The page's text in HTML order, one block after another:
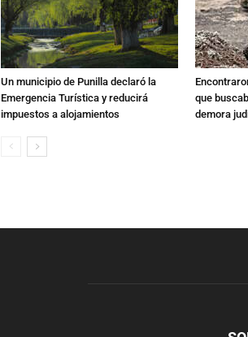
Un municipio de Punilla declaró la
Emergencia Turística y reducirá
impuestos a alojamientos
que
demora